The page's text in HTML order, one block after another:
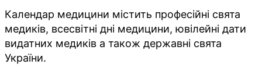
Календар медицини містить професійні свята
медиків, всесвітні дні медицини, ювілейні дати
видатних медиків а також державні свята
України.